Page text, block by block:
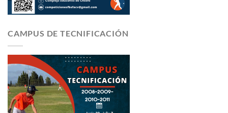
CAMPUS DE TECNIFICACIÓN